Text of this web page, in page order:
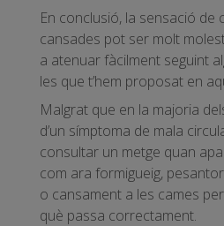
En conclusió, la sensació de
cansades pot ser molt
a atenuar fàcilment seguint
les que t’hem proposat en
Malgrat que en la majoria
d’un símptoma de mala
consultar un metge quan
com ara formigueig,
o cansament a les cames
què passa correctament.